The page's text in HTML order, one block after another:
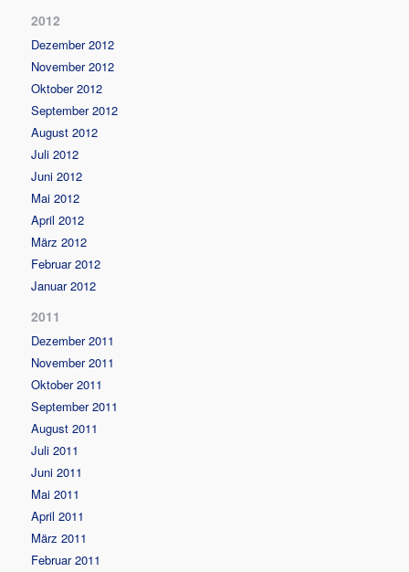
2012
Dezember 2012
November 2012
Oktober 2012
September 2012
August 2012
Juli 2012
Juni 2012
Mai 2012
April 2012
März 2012
Februar 2012
Januar 2012
2011
Dezember 2011
November 2011
Oktober 2011
September 2011
August 2011
Juli 2011
Juni 2011
Mai 2011
April 2011
März 2011
Februar 2011